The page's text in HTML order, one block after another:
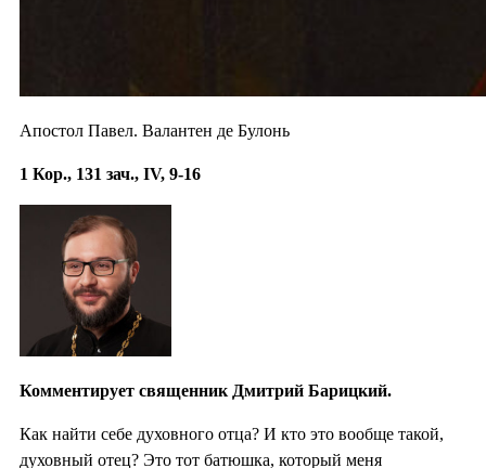
Апостол Павел. Валантен де Булонь
1 Кор., 131 зач., IV, 9-16
Комментирует священник Дмитрий Барицкий.
Как найти себе духовного отца? И кто это вообще такой,
духовный отец? Это тот батюшка, который меня